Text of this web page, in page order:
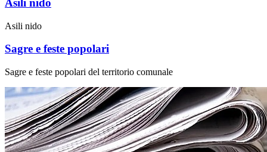
Asili nido
Asili nido
Sagre e feste popolari
Sagre e feste popolari del territorio comunale